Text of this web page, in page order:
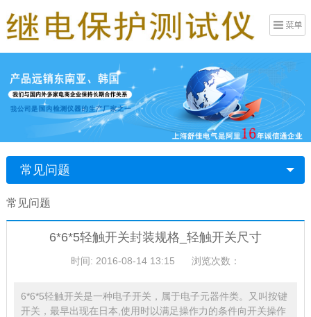
常见问题
常见问题
6*6*5轻触开关封装规格_轻触开关尺寸
时间: 2016-08-14 13:15 浏览次数：
6*6*5轻触开关是一种电子开关，属于电子元器件类。又叫按键
开关，最早出现在日本,使用时以满足操作力的条件向开关操作